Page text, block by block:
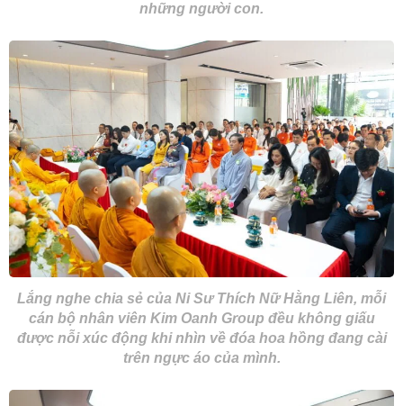
những người con.
Lắng nghe chia sẻ của Ni Sư Thích Nữ Hằng Liên, mỗi
cán bộ nhân viên Kim Oanh Group đều không giấu
được nỗi xúc động khi nhìn về đóa hoa hồng đang cài
trên ngực áo của mình.